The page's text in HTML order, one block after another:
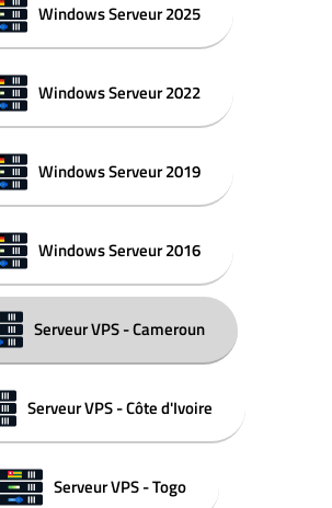
Windows Serveur 2025
Windows Serveur 2022
Windows Serveur 2019
Windows Serveur 2016
Serveur VPS - Cameroun
Serveur VPS - Côte d'Ivoire
Serveur VPS - Togo